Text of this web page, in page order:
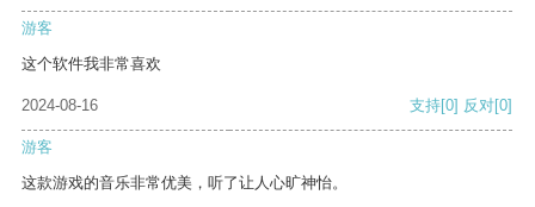
游客
这个软件我非常喜欢
2024-08-16 支持[0] 反对[0]
游客
这款游戏的音乐非常优美，听了让人心旷神怡。